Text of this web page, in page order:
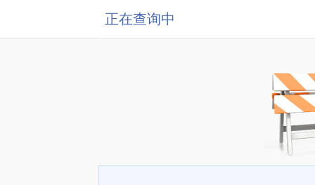
正在查询中